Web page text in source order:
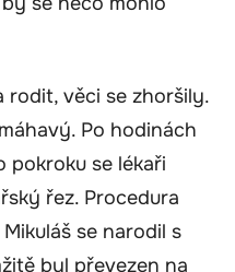
rodit, věci se zhoršily.
Po hodinách
pokroku se lékaři
řez. Procedura
se narodil s
byl převezen na